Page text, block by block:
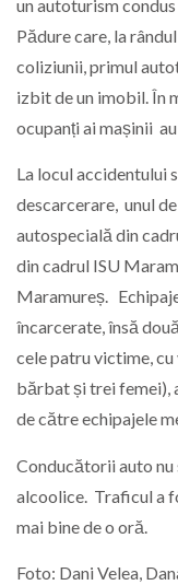
un autoturism
Pădure care, la
coliziunii, primul
izbit de un imobil. În
ocupanți ai mașinii
La locul accidentului
descarcerare, unul
autospecială din
din cadrul ISU
Maramureș.
încarcerate, însă
cele patru victime,
bărbat și trei femei),
de către echipajele
Conducătorii auto
alcoolice. Traficul a
mai bine de o oră.
Foto: Dani Velea,